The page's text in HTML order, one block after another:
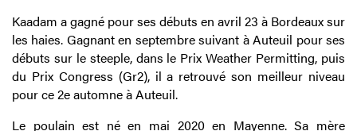
Kaadam a gagné pour ses débuts en avril 23 à Bordeaux sur
les haies. Gagnant en septembre suivant à Auteuil pour ses
débuts sur le steeple, dans le Prix Weather Permitting, puis
du Prix Congress (Gr2), il a retrouvé son meilleur niveau
pour ce 2e automne à Auteuil.
Le poulain est né en mai 2020 en Mayenne. Sa mère